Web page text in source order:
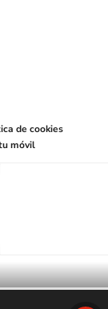
de cookies
móvil